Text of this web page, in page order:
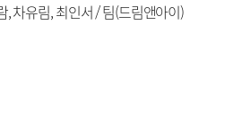
, 차유림, 최인서 / 팀(드림앤아이)